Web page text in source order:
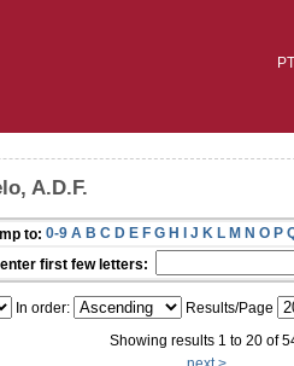
PT
A.D.F.
to: 0-9 A B C D E F G H I J K L M N O P
first few letters:
In order: Results/Page
Showing results 1 to 20 of